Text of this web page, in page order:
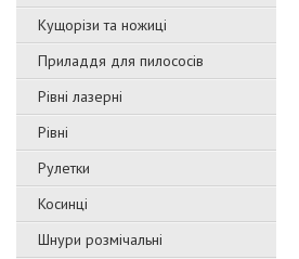
Кущорізи та ножиці
Приладдя для пилососів
Рівні лазерні
Рівні
Рулетки
Косинці
Шнури розмічальні